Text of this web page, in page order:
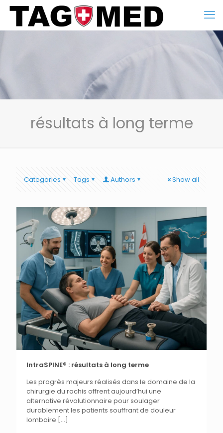
résultats à long terme
Categories Tags Authors Show all
IntraSPINE® : résultats à long terme
Les progrès majeurs réalisés dans le domaine de la
chirurgie du rachis offrent aujourd’hui une
alternative révolutionnaire pour soulager
durablement les patients souffrant de douleur
lombaire […]